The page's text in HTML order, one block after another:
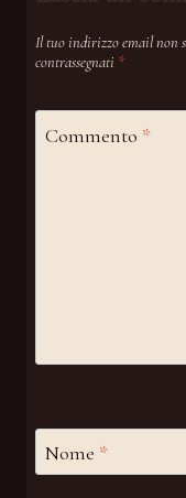
Il tuo indirizzo email non
contrassegnati *
Commento *
Nome *